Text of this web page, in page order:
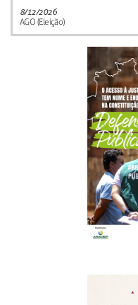
8/12/2026
AGO (Eleição)